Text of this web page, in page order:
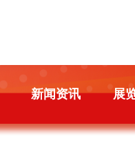
新闻资讯 展